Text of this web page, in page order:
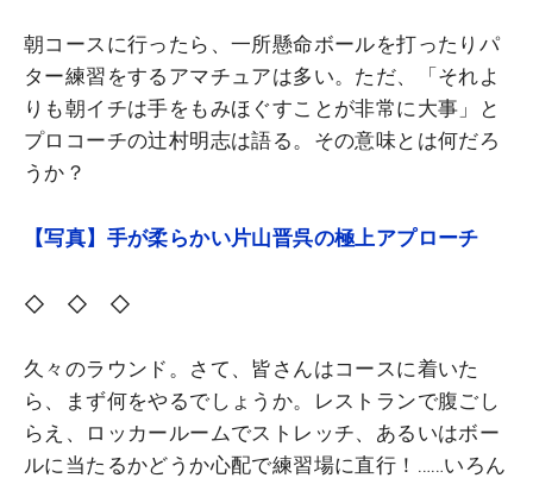
朝コースに行ったら、一所懸命ボールを打ったりパ
ター練習をするアマチュアは多い。ただ、「それよ
りも朝イチは手をもみほぐすことが非常に大事」と
プロコーチの辻村明志は語る。その意味とは何だろ
うか？
【写真】手が柔らかい片山晋呉の極上アプローチ
◇ ◇ ◇
久々のラウンド。さて、皆さんはコースに着いた
ら、まず何をやるでしょうか。レストランで腹ごし
らえ、ロッカールームでストレッチ、あるいはボー
ルに当たるかどうか心配で練習場に直行！……いろん